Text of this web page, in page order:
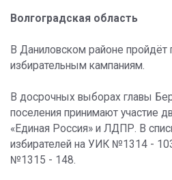
Волгоградская область
В Даниловском районе пройдёт
избирательным кампаниям.
В досрочных выборах главы
поселения принимают участие
«Единая Россия» и ЛДПР. В
избирателей на УИК №1314 -
№1315 - 148.